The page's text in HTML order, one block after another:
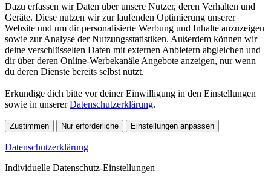
Dazu erfassen wir Daten über unsere Nutzer, deren Verhalten und
Geräte. Diese nutzen wir zur laufenden Optimierung unserer
Website und um dir personalisierte Werbung und Inhalte anzuzeigen
sowie zur Analyse der Nutzungsstatistiken. Außerdem können wir
deine verschlüsselten Daten mit externen Anbietern abgleichen und
dir über deren Online-Werbekanäle Angebote anzeigen, nur wenn
du deren Dienste bereits selbst nutzt.
Erkundige dich bitte vor deiner Einwilligung in den Einstellungen
sowie in unsererDatenschutzerklärung.
Zustimmen Nur erforderliche Einstellungen anpassen
Datenschutzerklärung
Individuelle Datenschutz-Einstellungen